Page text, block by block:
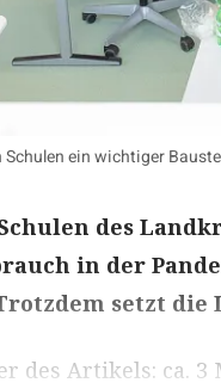
ein wichtiger
des
in der
setzt die
des Artikels: ca. 3